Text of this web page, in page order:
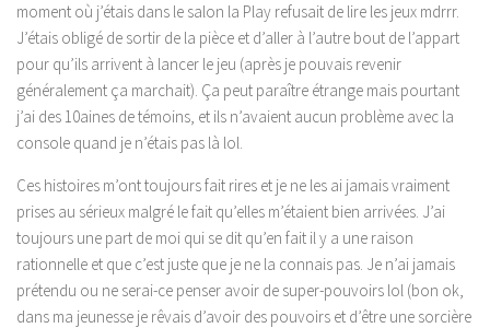
moment où j’étais dans le salon la Play refusait de lire les jeux mdrrr.
J’étais obligé de sortir de la pièce et d’aller à l’autre bout de l’appart
pour qu’ils arrivent à lancer le jeu (après je pouvais revenir
généralement ça marchait). Ça peut paraître étrange mais pourtant
j’ai des 10aines de témoins, et ils n’avaient aucun problème avec la
console quand je n’étais pas là lol.
Ces histoires m’ont toujours fait rires et je ne les ai jamais vraiment
prises au sérieux malgré le fait qu’elles m’étaient bien arrivées. J’ai
toujours une part de moi qui se dit qu’en fait il y a une raison
rationnelle et que c’est juste que je ne la connais pas. Je n’ai jamais
prétendu ou ne serai-ce penser avoir de super-pouvoirs lol (bon ok,
dans ma jeunesse je rêvais d’avoir des pouvoirs et d’être une sorcière